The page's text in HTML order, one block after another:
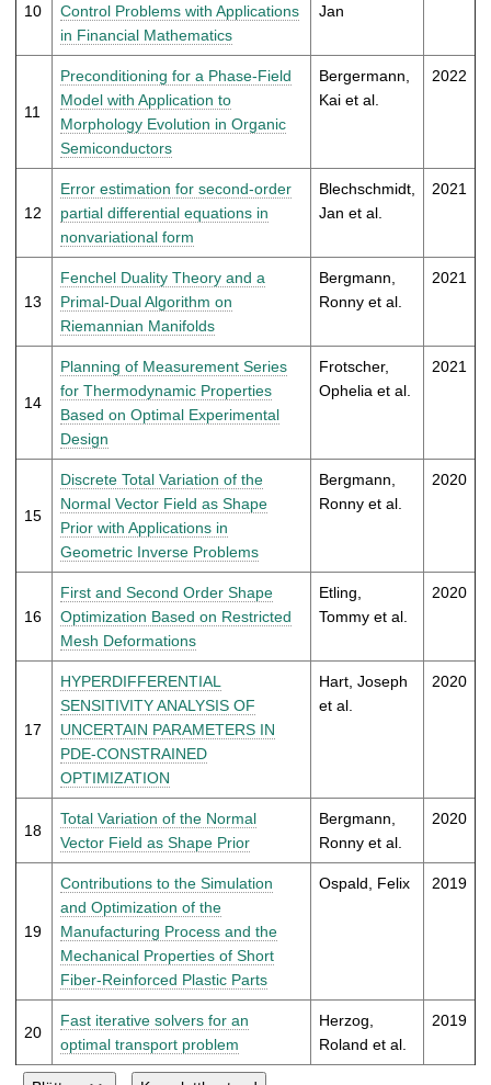
10
Control Problems with Applications
in Financial Mathematics
Jan
11
Preconditioning for a Phase-Field
Model with Application to
Morphology Evolution in Organic
Semiconductors
Bergermann,
Kai et al.
2022
12
Error estimation for second-order
partial differential equations in
nonvariational form
Blechschmidt,
Jan et al.
2021
13
Fenchel Duality Theory and a
Primal-Dual Algorithm on
Riemannian Manifolds
Bergmann,
Ronny et al.
2021
14
Planning of Measurement Series
for Thermodynamic Properties
Based on Optimal Experimental
Design
Frotscher,
Ophelia et al.
2021
15
Discrete Total Variation of the
Normal Vector Field as Shape
Prior with Applications in
Geometric Inverse Problems
Bergmann,
Ronny et al.
2020
16
First and Second Order Shape
Optimization Based on Restricted
Mesh Deformations
Etling,
Tommy et al.
2020
17
HYPERDIFFERENTIAL
SENSITIVITY ANALYSIS OF
UNCERTAIN PARAMETERS IN
PDE-CONSTRAINED
OPTIMIZATION
Hart, Joseph
et al.
2020
18
Total Variation of the Normal
Vector Field as Shape Prior
Bergmann,
Ronny et al.
2020
19
Contributions to the Simulation
and Optimization of the
Manufacturing Process and the
Mechanical Properties of Short
Fiber-Reinforced Plastic Parts
Ospald, Felix 2019
20
Fast iterative solvers for an
optimal transport problem
Herzog,
Roland et al.
2019